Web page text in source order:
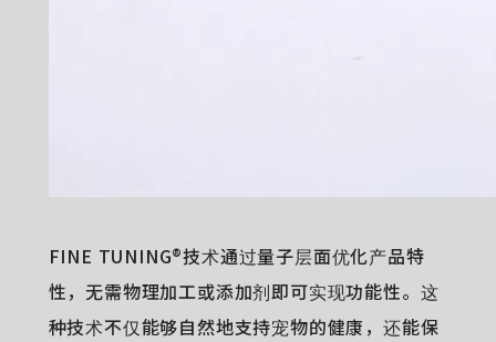
FINE TUNING®技术通过量子层面优化产品特
性，无需物理加工或添加剂即可实现功能性。这
种技术不仅能够自然地支持宠物的健康，还能保